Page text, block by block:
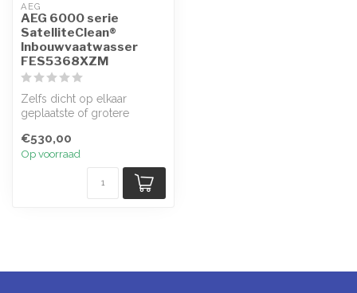
AEG
AEG 6000 serie
SatelliteClean®
Inbouwvaatwasser
FES5368XZM
Zelfs dicht op elkaar
geplaatste of grotere
SatelliteClean...
€530,00
Op voorraad